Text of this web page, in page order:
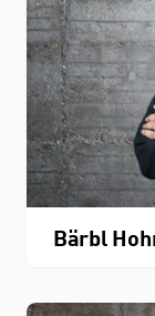
Bärbl